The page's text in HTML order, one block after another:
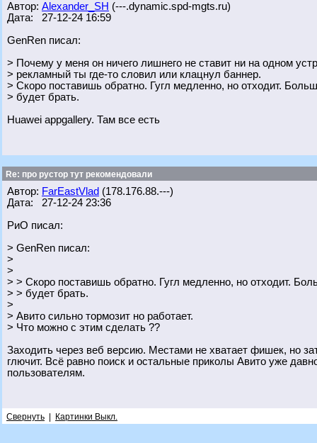
Автор: Alexander_SH (---.dynamic.spd-mgts.ru)
Дата: 27-12-24 16:59
GenRen писал:
> Почему у меня он ничего лишнего не ставит ни на одном
> рекламный ты где-то словил или клацнул баннер.
> Скоро поставишь обратно. Гугл медленно, но отходит.
> будет брать.
Huawei appgallery. Там все есть
Re: про рустор тут рекомендовали
Автор: FarEastVlad (178.176.88.---)
Дата: 27-12-24 23:36
РиО писал:
> GenRen писал:
>
>
> > Скоро поставишь обратно. Гугл медленно, но отходит.
> > будет брать.
>
> Авито сильно тормозит но работает.
> Что можно с этим сделать ??
Заходить через веб версию. Местами не хватает фишек, но
глючит. Всё равно поиск и остальные приколы Авито уже
пользователям.
Свернуть Картинки Выкл.